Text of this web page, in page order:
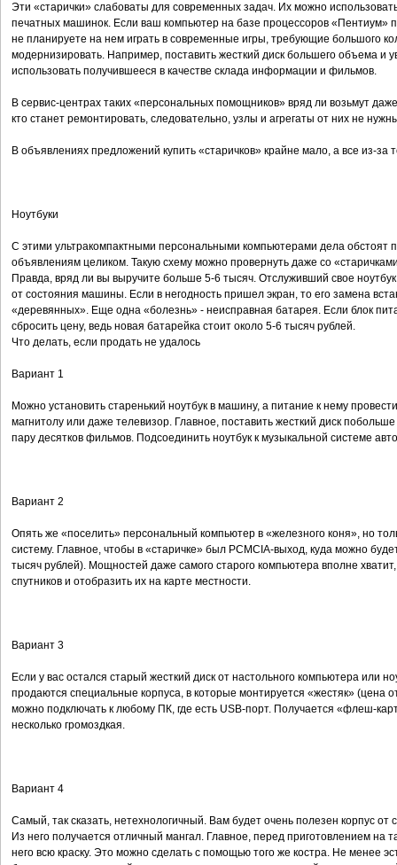
Эти «старички» слабоваты для современных задач. Их можно
печатных машинок. Если ваш компьютер на базе процессоров «Пентиум»
не планируете на нем играть в современные игры, требующие большого
модернизировать. Например, поставить жесткий диск большего объема и
использовать получившееся в качестве склада информации и фильмов.
В сервис-центрах таких «персональных помощников» вряд ли возьмут
кто станет ремонтировать, следовательно, узлы и агрегаты от них не
В объявлениях предложений купить «старичков» крайне мало, а все из-за
Ноутбуки
С этими ультракомпактными персональными компьютерами дела обстоят
объявлениям целиком. Такую схему можно провернуть даже со
Правда, вряд ли вы выручите больше 5-6 тысяч. Отслуживший свое ноутбук
от состояния машины. Если в негодность пришел экран, то его замена
«деревянных». Еще одна «болезнь» - неисправная батарея. Если блок
сбросить цену, ведь новая батарейка стоит около 5-6 тысяч рублей.
Что делать, если продать не удалось
Вариант 1
Можно установить старенький ноутбук в машину, а питание к нему
магнитолу или даже телевизор. Главное, поставить жесткий диск
пару десятков фильмов. Подсоединить ноутбук к музыкальной системе
Вариант 2
Опять же «поселить» персональный компьютер в «железного коня», но
систему. Главное, чтобы в «старичке» был PCMCIA-выход, куда можно
тысяч рублей). Мощностей даже самого старого компьютера вполне
спутников и отобразить их на карте местности.
Вариант 3
Если у вас остался старый жесткий диск от настольного компьютера или
продаются специальные корпуса, в которые монтируется «жестяк» (цена
можно подключать к любому ПК, где есть USB-порт. Получается «флеш-
несколько громоздкая.
Вариант 4
Самый, так сказать, нетехнологичный. Вам будет очень полезен корпус
Из него получается отличный мангал. Главное, перед приготовлением на
него всю краску. Это можно сделать с помощью того же костра. Не менее